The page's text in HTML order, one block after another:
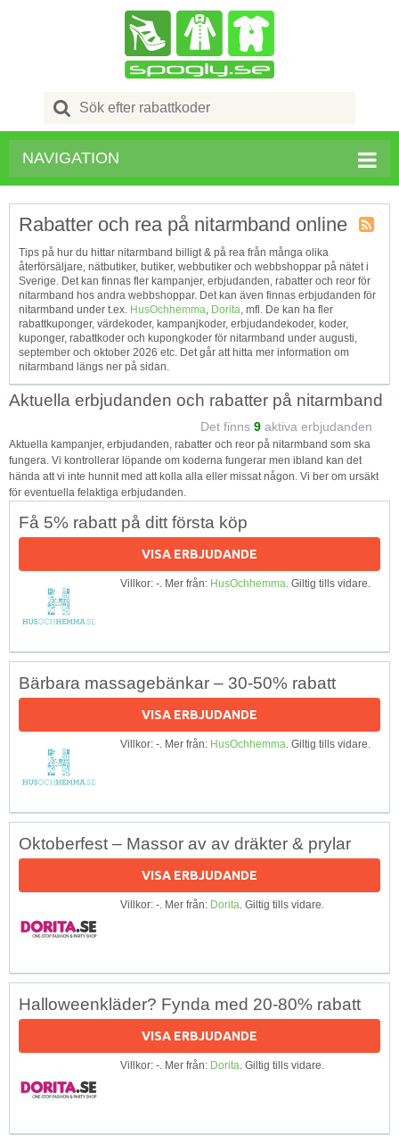
Search
for:
NAVIGATION
Tagg
RSS
Rabatter och rea på nitarmband online
Tips på hur du hittar nitarmband billigt & på rea från många olika
återförsäljare, nätbutiker, butiker, webbutiker och webbshoppar på nätet i
Sverige. Det kan finnas fler kampanjer, erbjudanden, rabatter och reor för
nitarmband hos andra webbshoppar. Det kan även finnas erbjudanden för
nitarmband under t.ex. HusOchhemma, Dorita, mfl. De kan ha fler
rabattkuponger, värdekoder, kampanjkoder, erbjudandekoder, koder,
kuponger, rabattkoder och kupongkoder för nitarmband under augusti,
september och oktober 2026 etc. Det går att hitta mer information om
nitarmband längs ner på sidan.
Aktuella erbjudanden och rabatter på nitarmband
Det finns 9 aktiva erbjudanden
Aktuella kampanjer, erbjudanden, rabatter och reor på nitarmband som ska
fungera. Vi kontrollerar löpande om koderna fungerar men ibland kan det
hända att vi inte hunnit med att kolla alla eller missat någon. Vi ber om ursäkt
för eventuella felaktiga erbjudanden.
Få 5% rabatt på ditt första köp
VISA ERBJUDANDE
Villkor: -. Mer från: HusOchhemma. Giltig tills vidare.
Bärbara massagebänkar – 30-50% rabatt
VISA ERBJUDANDE
Villkor: -. Mer från: HusOchhemma. Giltig tills vidare.
Oktoberfest – Massor av av dräkter & prylar
VISA ERBJUDANDE
Villkor: -. Mer från: Dorita. Giltig tills vidare.
Halloweenkläder? Fynda med 20-80% rabatt
VISA ERBJUDANDE
Villkor: -. Mer från: Dorita. Giltig tills vidare.